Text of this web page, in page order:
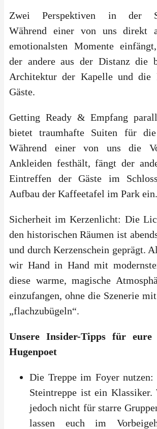
Zwei Perspektiven in der
Während einer von uns direkt
emotionalsten Momente
der andere aus der Distanz die
Architektur der Kapelle und die
Gäste.
Getting Ready & Empfang
bietet traumhafte Suiten für die
Während einer von uns die
Ankleiden festhält, fängt der
Eintreffen der Gäste im
Aufbau der Kaffeetafel im Park ein.
Sicherheit im Kerzenlicht: Die
den historischen Räumen ist
und durch Kerzenschein geprägt.
wir Hand in Hand mit
diese warme, magische
einzufangen, ohne die Szenerie
„flachzubügeln“.
Unsere Insider-Tipps für eure
Hugenpoet
Die Treppe im Foyer nutzen:
Steintreppe ist ein
jedoch nicht für starre
lassen euch im